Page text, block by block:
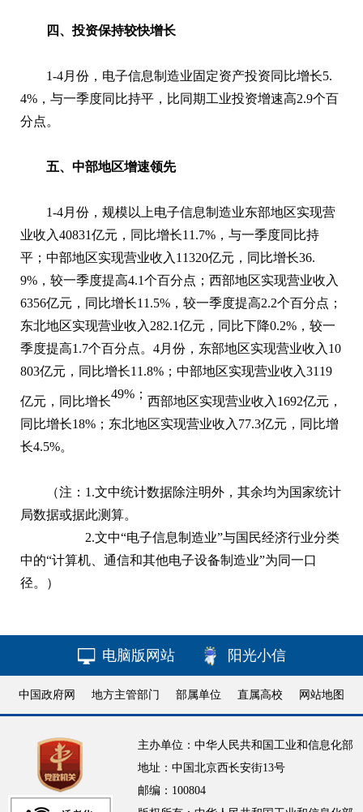
四、投资保持较快增长
1-4月份，电子信息制造业固定资产投资同比增长5.
4%，与一季度同比持平，比同期工业投资增速高2.9个百
分点。
五、中部地区增速领先
1-4月份，规模以上电子信息制造业东部地区实现营
业收入40831亿元，同比增长11.7%，与一季度同比持
平；中部地区实现营业收入11320亿元，同比增长36.
9%，较一季度提高4.1个百分点；西部地区实现营业收入
6356亿元，同比增长11.5%，较一季度提高2.2个百分点；
东北地区实现营业收入282.1亿元，同比下降0.2%，较一
季度提高1.7个百分点。4月份，东部地区实现营业收入10
803亿元，同比增长11.8%；中部地区实现营业收入3119
亿元，同比增长
49%；
西部地区实现营业收入1692亿元，
同比增长18%；东北地区实现营业收入77.3亿元，同比增
长4.5%。
（注：1.文中统计数据除注明外，其余均为国家统计
局数据或据此测算。
2.文中“电子信息制造业”与国民经济行业分类
中的“计算机、通信和其他电子设备制造业”为同一口
径。）
电脑版网站 阳光小信
中国政府网 地方主管部门 部属单位 直属高校 网站地图
主办单位：中华人民共和国工业和信息化部
地址：中国北京西长安街13号
邮编：100804